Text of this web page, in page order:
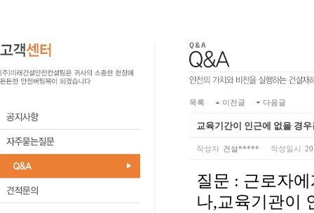
목록 이전글 다음글
교육기간이 인근에 없을 경우
작성자 건설***** 작성일시
질문 : 근로자
나,교육기관이